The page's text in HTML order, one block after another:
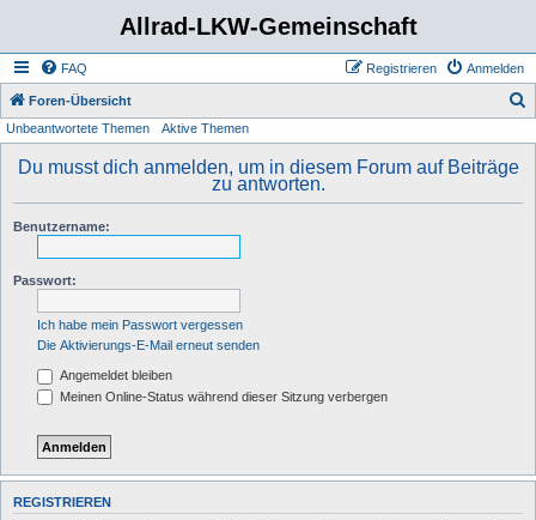
Allrad-LKW-Gemeinschaft
FAQ Anmelden
Registrieren
Foren-Übersicht
Unbeantwortete Themen Aktive Themen
Du musst dich anmelden, um in diesem Forum auf Beiträge
zu antworten.
Benutzername:
Passwort:
Ich habe mein Passwort vergessen
Die Aktivierungs-E-Mail erneut senden
Angemeldet bleiben
Meinen Online-Status während dieser Sitzung verbergen
REGISTRIEREN